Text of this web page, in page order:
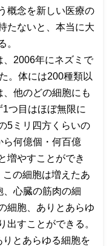
概念を新しい医療の
たないと、本当に大
。
2006年にネズミで
。体には200種類以
、他のどの細胞にも
1つ目はほぼ無限に
5ミリ四方くらいの
ら何億個・何百億
増やすことができ
の細胞は増えたあ
心臓の筋肉の細
細胞、ありとあらゆ
出すことができる。
とあらゆる細胞を